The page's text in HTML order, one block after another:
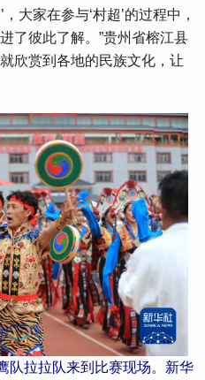
大家在参与‘村超’的过程中，
了彼此了解。”贵州省榕江县
欣赏到各地的民族文化，让
拉拉队来到比赛现场。新华